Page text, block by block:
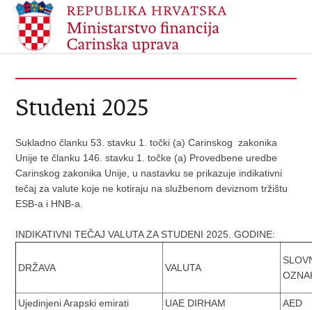
Studeni 2025
Sukladno članku 53. stavku 1. točki (a) Carinskog zakonika
Unije te članku 146. stavku 1. točke (a) Provedbene uredbe
Carinskog zakonika Unije, u nastavku se prikazuje indikativni
tečaj za valute koje ne kotiraju na službenom deviznom tržištu
ESB-a i HNB-a.
INDIKATIVNI TEČAJ VALUTA ZA STUDENI 2025. GODINE:
DRŽAVA VALUTA
Ujedinjeni Arapski emirati UAE DIRHAM
AED